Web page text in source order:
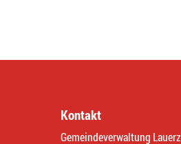
Kontakt
Gemeindeverwaltung Lauerz